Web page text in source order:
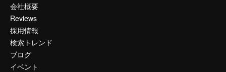
会社概要
Reviews
採用情報
検索トレンド
ブログ
イベント